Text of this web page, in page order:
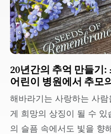
20년간의 추억 만들기
어린이 병원에서 추모
해바라기는 사랑하는 사람
게 희망의 상징이 될 수 있
의 슬픔 속에서도 빛을 향